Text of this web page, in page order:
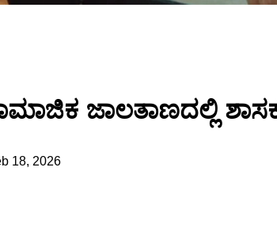
ಜಾಲತಾಣದಲ್ಲಿ
18, 2026